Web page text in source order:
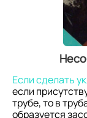
Если сделать
если
трубе, то в
образуется